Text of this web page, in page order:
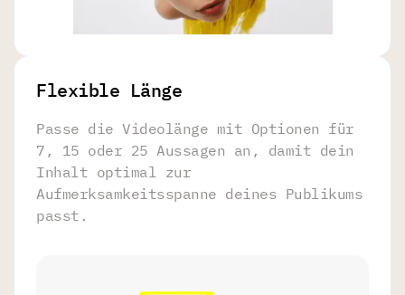
Flexible Länge
Passe die Videolänge mit Optionen für
7, 15 oder 25 Aussagen an, damit dein
Inhalt optimal zur
Aufmerksamkeitsspanne deines Publikums
passt.